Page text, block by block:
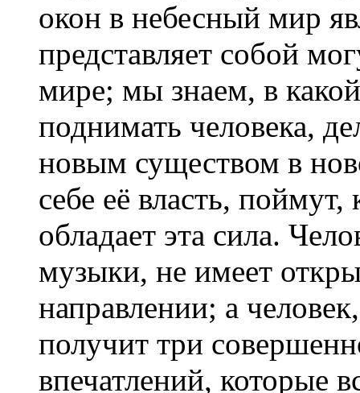
окон в небесный мир
представляет собой
мире; мы знаем, в
поднимать человека,
новым существом в
себе её власть,
обладает эта сила.
музыки, не имеет
направлении; а
получит три
впечатлений, которые